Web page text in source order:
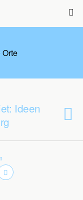
Orte
Ideen